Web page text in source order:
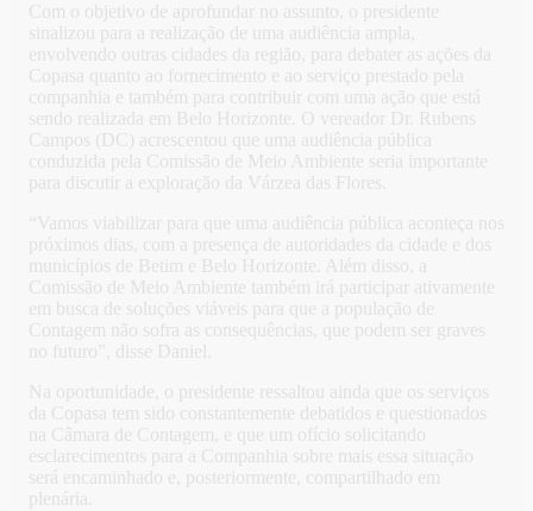
Com o objetivo de aprofundar no assunto, o presidente
sinalizou para a realização de uma audiência ampla,
envolvendo outras cidades da região, para debater as ações da
Copasa quanto ao fornecimento e ao serviço prestado pela
companhia e também para contribuir com uma ação que está
sendo realizada em Belo Horizonte. O vereador Dr. Rubens
Campos (DC) acrescentou que uma audiência pública
conduzida pela Comissão de Meio Ambiente seria importante
para discutir a exploração da Várzea das Flores.
“Vamos viabilizar para que uma audiência pública aconteça nos
próximos dias, com a presença de autoridades da cidade e dos
municípios de Betim e Belo Horizonte. Além disso, a
Comissão de Meio Ambiente também irá participar ativamente
em busca de soluções viáveis para que a população de
Contagem não sofra as consequências, que podem ser graves
no futuro”, disse Daniel.
Na oportunidade, o presidente ressaltou ainda que os serviços
da Copasa tem sido constantemente debatidos e questionados
na Câmara de Contagem, e que um ofício solicitando
esclarecimentos para a Companhia sobre mais essa situação
será encaminhado e, posteriormente, compartilhado em
plenária.